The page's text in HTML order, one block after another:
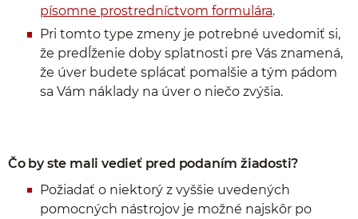
písomne prostredníctvom formulára.
Pri tomto type zmeny je potrebné uvedomiť si,
že predĺženie doby splatnosti pre Vás znamená,
že úver budete splácať pomalšie a tým pádom
sa Vám náklady na úver o niečo zvýšia.
Čo by ste mali vedieť pred podaním žiadosti?
Požiadať o niektorý z vyššie uvedených
pomocných nástrojov je možné najskôr po